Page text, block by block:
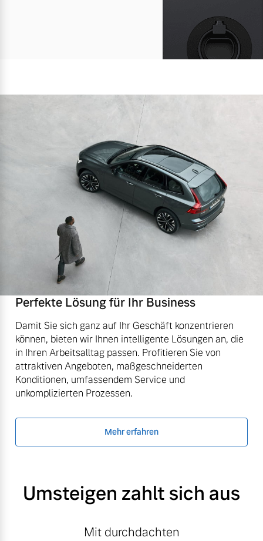
Perfekte Lösung für Ihr Business
Damit Sie sich ganz auf Ihr Geschäft konzentrieren
können, bieten wir Ihnen intelligente Lösungen an, die
in Ihren Arbeitsalltag passen. Profitieren Sie von
attraktiven Angeboten, maßgeschneiderten
Konditionen, umfassendem Service und
unkomplizierten Prozessen.
Mehr erfahren
Umsteigen zahlt sich aus
Mit durchdachten